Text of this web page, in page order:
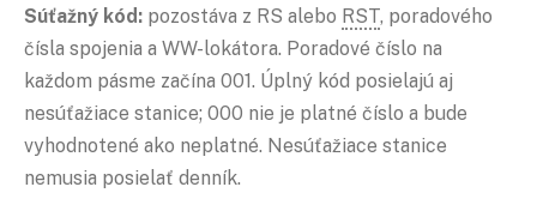
Súťažný kód: pozostáva z RS alebo RST, poradového
čísla spojenia a WW-lokátora. Poradové číslo na
každom pásme začína 001. Úplný kód posielajú aj
nesúťažiace stanice; 000 nie je platné číslo a bude
vyhodnotené ako neplatné. Nesúťažiace stanice
nemusia posielať denník.